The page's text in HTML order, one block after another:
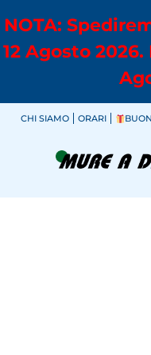
NOTA:
12 Agosto
CHI SIAMO ORARI